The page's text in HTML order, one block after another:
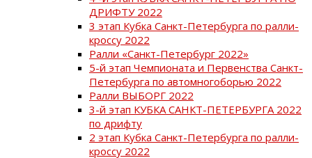
ДРИФТУ 2022
3 этап Кубка Санкт-Петербурга по ралли-
кроссу 2022
Ралли «Санкт-Петербург 2022»
5-й этап Чемпионата и Первенства Санкт-
Петербурга по автомногоборью 2022
Ралли ВЫБОРГ 2022
3-й этап КУБКА САНКТ-ПЕТЕРБУРГА 2022
по дрифту
2 этап Кубка Санкт-Петербурга по ралли-
кроссу 2022